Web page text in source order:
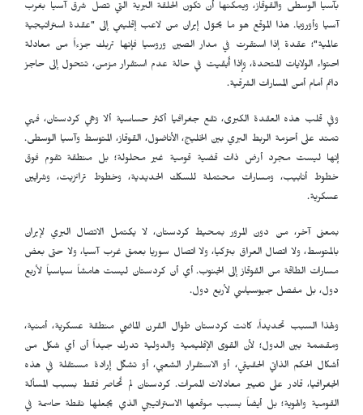
بآسيا الوسطى والقوقاز، ويمكنها أن تكون الحلقة البرية التي تصل شرق آسيا بغرب
آسيا وأوروبا. هذا الموقع هو ما يحوّل إيران من لاعب إقليمي إلى "عقدة استراتيجية
عالمية"؛ عقدة إذا استقرت في مدار الصين وروسيا فإنها تربك جزءاً من معادلة
احتواء الولايات المتحدة، وإذا أُبقيت في حالة عدم استقرار مزمن، تتحول إلى حاجز
دائم أمام أمن المسارات الشرقية.
وفي قلب هذه العقدة الكبرى، تقع جغرافيا أكثر حساسية ألا وهي كردستان، فهي
تمتد على أحزمة الربط البري بين الخليج، الأناضول، القوقاز، المتوسط وآسيا الوسطى.
إنها ليست مجرد أرض ذات قضية قومية غير محلولة؛ بل منطقة تقوم فوق
خطوط أنابيب، ومسارات محتملة للسكك الحديدية، وخطوط ترانزيت، وشرايين
عسكرية.
بمعنى آخر، من دون المرور بمحیط كردستان، لا يكتمل الاتصال البري لإيران
بالمتوسط، ولا اتصال العراق بتركيا، ولا اتصال سوريا بعمق غرب آسيا، ولا حتى بعض
مسارات الطاقة من القوقاز إلى الجنوب. أي أن كردستان ليست هامشاً سياسياً لأربع
دول، بل مفصل جيوسياسي لأربع دول.
ولهذا السبب تحديداً، كانت كردستان طوال القرن الماضي منطقة عسكرية، أمنية،
ومقسّمة بين الدول؛ لأن القوى الإقليمية والدولية تدرك جيداً أن أي شكل من
أشكال الحكم الذاتي الحقيقي، أو الاستقرار الشعبي، أو تشكّل إرادة مستقلة في هذه
الجغرافيا، قادر على تغيير معادلات الممرات. كردستان لم تُحاصر فقط بسبب المسألة
القومية والهوية؛ بل أيضاً بسبب موقعها الاستراتيجي الذي يجعلها نقطة حاسمة في